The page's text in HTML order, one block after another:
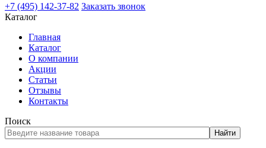
+7 (495) 142-37-82 Заказать звонок
Каталог
Главная
Каталог
О компании
Акции
Статьи
Отзывы
Контакты
Поиск
Найти